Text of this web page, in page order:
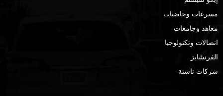
مسرعات وحاضنات
معاهد وجامعات
اتصالات وتكنولوجيا
الفرنشايز
شركات ناشئة